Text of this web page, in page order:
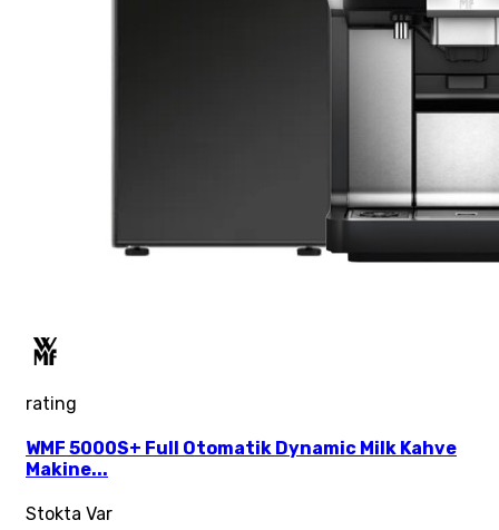
rating
WMF 5000S+ Full Otomatik Dynamic Milk Kahve
Makine...
Stokta Var